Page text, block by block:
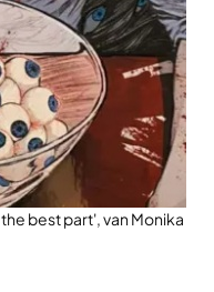
best part', van Monika